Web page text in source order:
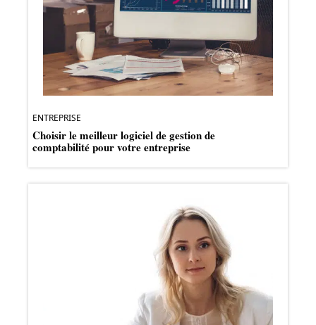
ENTREPRISE
Choisir le meilleur logiciel de gestion de
comptabilité pour votre entreprise